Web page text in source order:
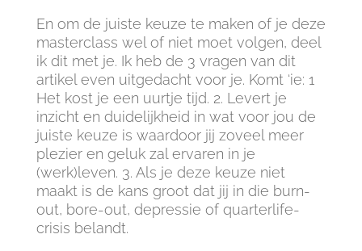
En om de juiste keuze te maken of je deze
masterclass wel of niet moet volgen, deel
ik dit met je. Ik heb de 3 vragen van dit
artikel even uitgedacht voor je. Komt ‘ie: 1
Het kost je een uurtje tijd. 2. Levert je
inzicht en duidelijkheid in wat voor jou de
juiste keuze is waardoor jij zoveel meer
plezier en geluk zal ervaren in je
(werk)leven. 3. Als je deze keuze niet
maakt is de kans groot dat jij in die burn-
out, bore-out, depressie of quarterlife-
crisis belandt.